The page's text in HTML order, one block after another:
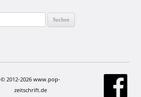
© 2012-2026 www.pop-
zeitschrift.de